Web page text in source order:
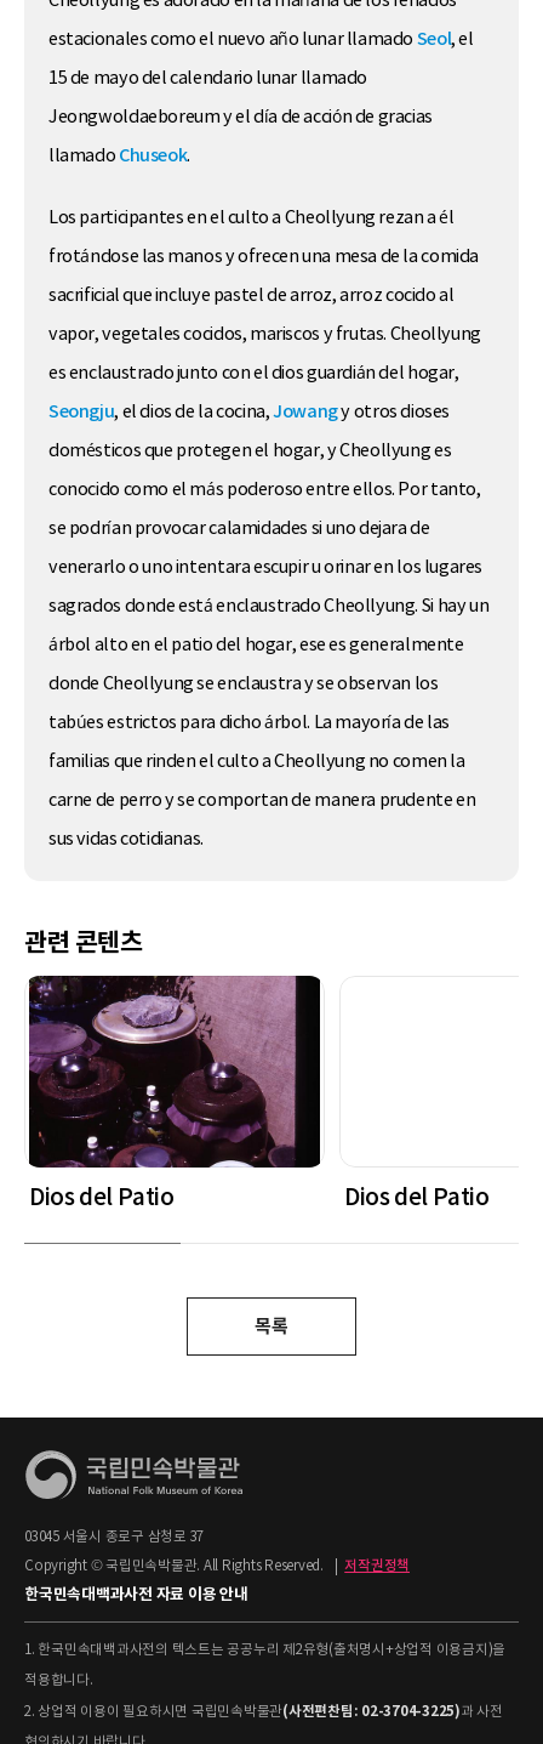
estacionales como el nuevo año lunar llamado Seol, el
15 de mayo del calendario lunar llamado
Jeongwoldaeboreum y el día de acción de gracias
llamado Chuseok.
Los participantes en el culto a Cheollyung rezan a él
frotándose las manos y ofrecen una mesa de la comida
sacrificial que incluye pastel de arroz, arroz cocido al
vapor, vegetales cocidos, mariscos y frutas. Cheollyung
es enclaustrado junto con el dios guardián del hogar,
Seongju, el dios de la cocina,Jowangy otros dioses
domésticos que protegen el hogar, y Cheollyung es
conocido como el más poderoso entre ellos. Por tanto,
se podrían provocar calamidades si uno dejara de
venerarlo o uno intentara escupir u orinar en los lugares
sagrados donde está enclaustrado Cheollyung. Si hay un
árbol alto en el patio del hogar, ese es generalmente
donde Cheollyung se enclaustra y se observan los
tabúes estrictos para dicho árbol. La mayoría de las
familias que rinden el culto a Cheollyung no comen la
carne de perro y se comportan de manera prudente en
sus vidas cotidianas.
관련 콘텐츠
Dios del Patio Dios del Patio
목록
03045 서울시 종로구 삼청로 37
Copyright © 국립민속박물관. All Rights Reserved.
저작권정책
한국민속대백과사전 자료 이용 안내
1. 한국민속대백과사전의 텍스트는 공공누리 제2유형(출처명시+상업적 이용금지)을
적용합니다.
2. 상업적 이용이 필요하시면 국립민속박물관(사전편찬팀: 02-3704-3225)과 사전